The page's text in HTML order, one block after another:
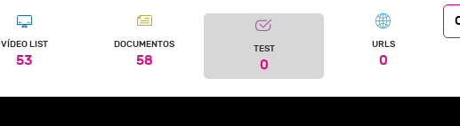
VÍDEO LIST
53
DOCUMENTOS
58
TEST
0
URLS
0